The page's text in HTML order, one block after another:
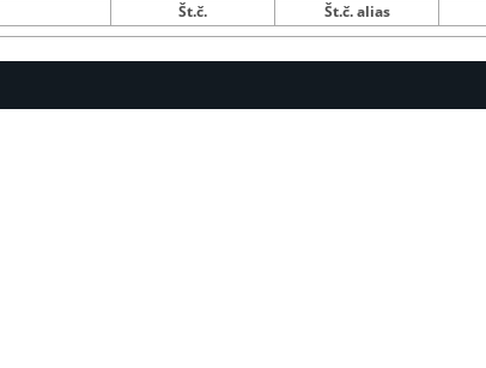
Št.č. Št.č. alias